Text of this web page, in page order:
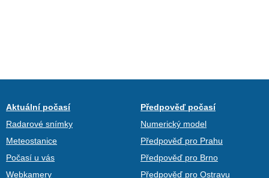
Aktuální počasí
Radarové snímky
Meteostanice
Počasí u vás
Webkamery
Předpověď počasí
Numerický model
Předpověď pro Prahu
Předpověď pro Brno
Předpověď pro Ostravu